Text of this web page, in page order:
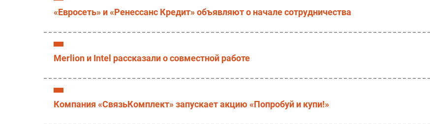
«Евросеть» и «Ренессанс Кредит» объявляют о начале сотрудничества
Merlion и Intel рассказали о совместной работе
Компания «СвязьКомплект» запускает акцию «Попробуй и купи!»